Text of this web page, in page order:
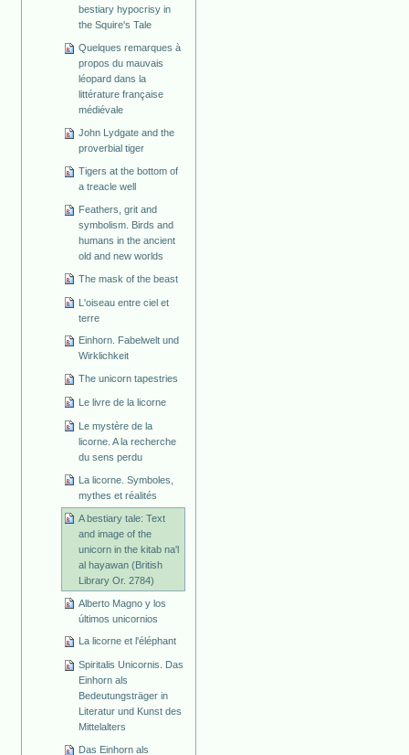
bestiary hypocrisy in
the Squire's Tale
Quelques remarques à
propos du mauvais
léopard dans la
littérature française
médiévale
John Lydgate and the
proverbial tiger
Tigers at the bottom of
a treacle well
Feathers, grit and
symbolism. Birds and
humans in the ancient
old and new worlds
The mask of the beast
L'oiseau entre ciel et
terre
Einhorn. Fabelwelt und
Wirklichkeit
The unicorn tapestries
Le livre de la licorne
Le mystère de la
licorne. A la recherche
du sens perdu
La licorne. Symboles,
mythes et réalités
A bestiary tale: Text
and image of the
unicorn in the kitab na'l
al hayawan (British
Library Or. 2784)
Alberto Magno y los
últimos unicornios
La licorne et l'éléphant
Spiritalis Unicornis. Das
Einhorn als
Bedeutungsträger in
Literatur und Kunst des
Mittelalters
Das Einhorn als